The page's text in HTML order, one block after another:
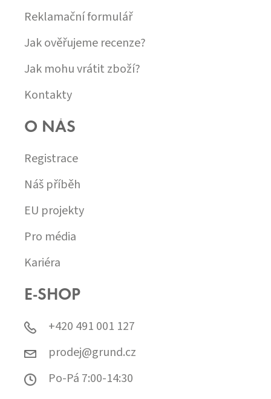
Reklamační formulář
Jak ověřujeme recenze?
Jak mohu vrátit zboží?
Kontakty
O NÁS
Registrace
Náš příběh
EU projekty
Pro média
Kariéra
E-SHOP
+420 491 001 127
prodej@grund.cz
Po-Pá 7:00-14:30